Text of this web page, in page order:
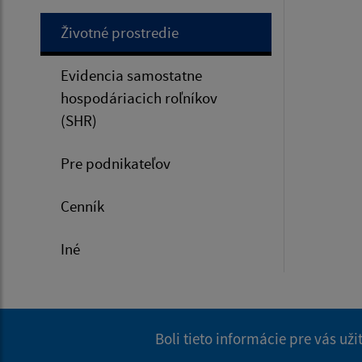
Životné prostredie
Evidencia samostatne
hospodáriacich roľníkov
(SHR)
Pre podnikateľov
Cenník
Iné
Boli tieto informácie pre vás